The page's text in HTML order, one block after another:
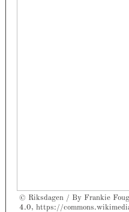
© Riksdagen / By Frankie
4.0, https://